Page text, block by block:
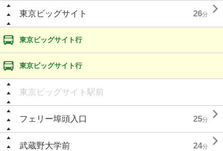
東京ビッグサイト 26分 
東京ビッグサイト行
東京ビッグサイト行
東京ビッグサイト駅前
フェリー埠頭入口 25分 
武蔵野大学前 24分 